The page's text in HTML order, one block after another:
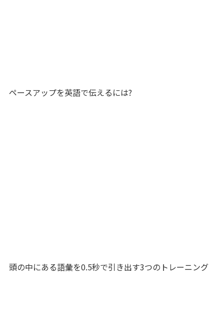
ペースアップを英語で伝えるには?
頭の中にある語彙を0.5秒で引き出す3つのトレーニング